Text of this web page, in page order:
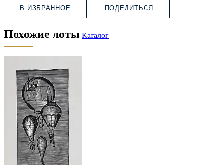
В ИЗБРАННОЕ ПОДЕЛИТЬСЯ
Похожие лоты Каталог